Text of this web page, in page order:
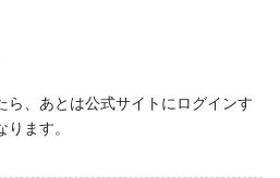
ら、あとは公式サイトにログインす
ます。